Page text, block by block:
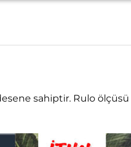
sahiptir. Rulo ölçüsü